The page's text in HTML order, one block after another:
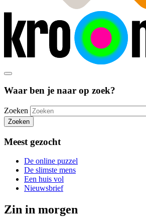
Waar ben je naar op zoek?
Zoeken
Zoeken
Meest gezocht
De online puzzel
De slimste mens
Een huis vol
Nieuwsbrief
Zin in morgen